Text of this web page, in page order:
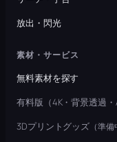
放出・閃光
素材・サービス
無料素材を探す
有料版（4K・背景透過・
3Dプリントグッズ （準備